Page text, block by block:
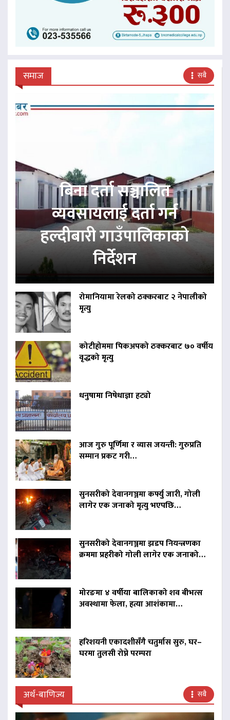
समाज सबै
बिना दर्ता सञ्चालित
व्यवसायलाई दर्ता गर्न
हल्दीबारी गाउँपालिकाको
निर्देशन
रोमानियामा रेलको ठक्करबाट २ नेपालीको
मृत्यु
कोटीहोममा पिकअपको ठक्करबाट ७० वर्षीय
वृद्धको मृत्यु
धनुषामा निषेधाज्ञा हट्यो
आज गुरु पूर्णिमा र व्यास जयन्ती: गुरुप्रति
सम्मान प्रकट गरी…
सुनसरीको देवानगञ्जमा कर्फ्यु जारी, गोली
लागेर एक जनाको मृत्यु भएपछि…
सुनसरीको देवानगञ्जमा झडप नियन्त्रणका
क्रममा प्रहरीको गोली लागेर एक जनाको…
मोरङमा ४ वर्षीया बालिकाको शव बीभत्स
अवस्थामा फेला, हत्या आशंकामा…
हरिशयनी एकादशीसँगै चतुर्मास सुरु, घर–
घरमा तुलसी रोप्ने परम्परा
अर्थ-बाणिज्य सबै